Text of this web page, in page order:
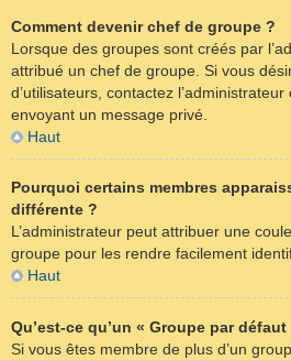
Comment devenir chef de groupe ?
Lorsque des groupes sont créés par
attribué un chef de groupe. Si vous
d’utilisateurs, contactez
envoyant un message privé.
Haut
Pourquoi certains membres
différente ?
L’administrateur peut attribuer une
groupe pour les rendre facilement
Haut
Qu’est-ce qu’un « Groupe par défaut
Si vous êtes membre de plus d’un